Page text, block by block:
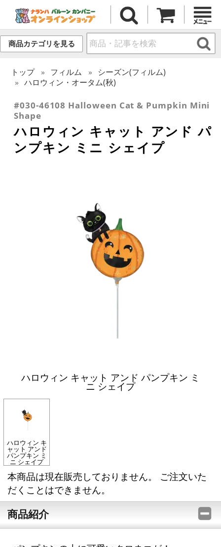
商品カテゴリを見る
トップ フィルム
シーズン(フィルム)
ハロウィン・オータム(秋)
#030-46108 Halloween Cat & Pumpkin Mini
Shape
ハロウィン キャット アンド パ
ンプキン ミニ シェイプ
ハロウィン キャット アンド パンプキン ミ
ニ シェイプ
ハロウィン キ
ャット アンド
パンプキン ミ
ニ シェイプ
本商品は現在販売しておりません。 ご注文いた
だくことはできません。
商品紹介